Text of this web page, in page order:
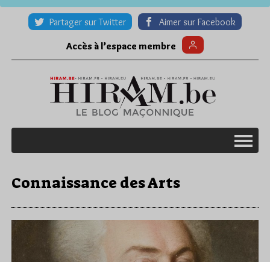
Partager sur Twitter Aimer sur Facebook
Accès à l’espace membre
Connaissance des Arts